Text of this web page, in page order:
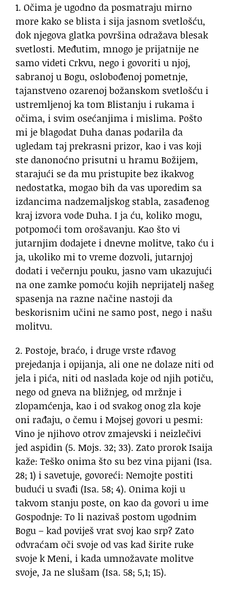
1. Očima je ugodno da posmatraju mirno
more kako se blista i sija jasnom svetlošću,
dok njegova glatka površina odražava blesak
svetlosti. Međutim, mnogo je prijatnije ne
samo videti Crkvu, nego i govoriti u njoj,
sabranoj u Bogu, oslobođenoj pometnje,
tajanstveno ozarenoj božanskom svetlošću i
ustremljenoj ka tom Blistanju i rukama i
očima, i svim osećanjima i mislima. Pošto
mi je blagodat Duha danas podarila da
ugledam taj prekrasni prizor, kao i vas koji
ste danonoćno prisutni u hramu Božijem,
starajući se da mu pristupite bez ikakvog
nedostatka, mogao bih da vas uporedim sa
izdancima nadzemaljskog stabla, zasađenog
kraj izvora vode Duha. I ja ću, koliko mogu,
potpomoći tom orošavanju. Kao što vi
jutarnjim dodajete i dnevne molitve, tako ću i
ja, ukoliko mi to vreme dozvoli, jutarnjoj
dodati i večernju pouku, jasno vam ukazujući
na one zamke pomoću kojih neprijatelj našeg
spasenja na razne načine nastoji da
beskorisnim učini ne samo post, nego i našu
molitvu.
2. Postoje, braćo, i druge vrste rđavog
prejedanja i opijanja, ali one ne dolaze niti od
jela i pića, niti od naslada koje od njih potiču,
nego od gneva na bližnjeg, od mržnje i
zlopamćenja, kao i od svakog onog zla koje
oni rađaju, o čemu i Mojsej govori u pesmi:
Vino je njihovo otrov zmajevski i neizlečivi
jed aspidin (5. Mojs. 32; 33). Zato prorok Isaija
kaže: Teško onima što su bez vina pijani (Isa.
28; 1) i savetuje, govoreći: Nemojte postiti
budući u svađi (Isa. 58; 4). Onima koji u
takvom stanju poste, on kao da govori u ime
Gospodnje: To li nazivaš postom ugodnim
Bogu – kad poviješ vrat svoj kao srp? Zato
odvraćam oči svoje od vas kad širite ruke
svoje k Meni, i kada umnožavate molitve
svoje, Ja ne slušam (Isa. 58; 5,1; 15).